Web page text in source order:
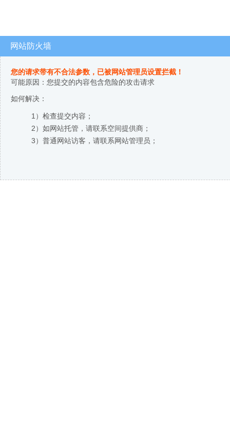
网站防火墙
您的请求带有不合法参数，已被网站管理员设置拦截！
可能原因：您提交的内容包含危险的攻击请求
如何解决：
1）检查提交内容；
2）如网站托管，请联系空间提供商；
3）普通网站访客，请联系网站管理员；